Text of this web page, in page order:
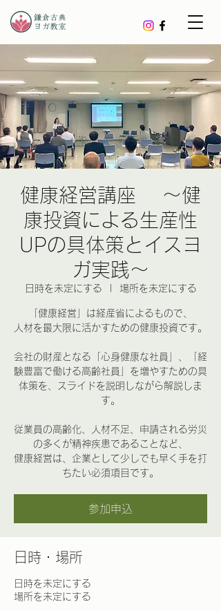
健康経営講座 〜健
康投資による生産性
UPの具体策とイスヨ
ガ実践〜
日時を未定にする 場所を未定にする
「健康経営」は経産省によるもので、
人材を最大限に活かすための健康投資です。
会社の財産となる「心身健康な社員」、「経
験豊富で働ける高齢社員」を増やすための具
体策を、スライドを説明しながら解説しま
す。
従業員の高齢化、人材不足、申請される労災
の多くが精神疾患であることなど、
健康経営は、企業として少しでも早く手を打
ちたい必須項目です。
参加申込
日時・場所
日時を未定にする
場所を未定にする